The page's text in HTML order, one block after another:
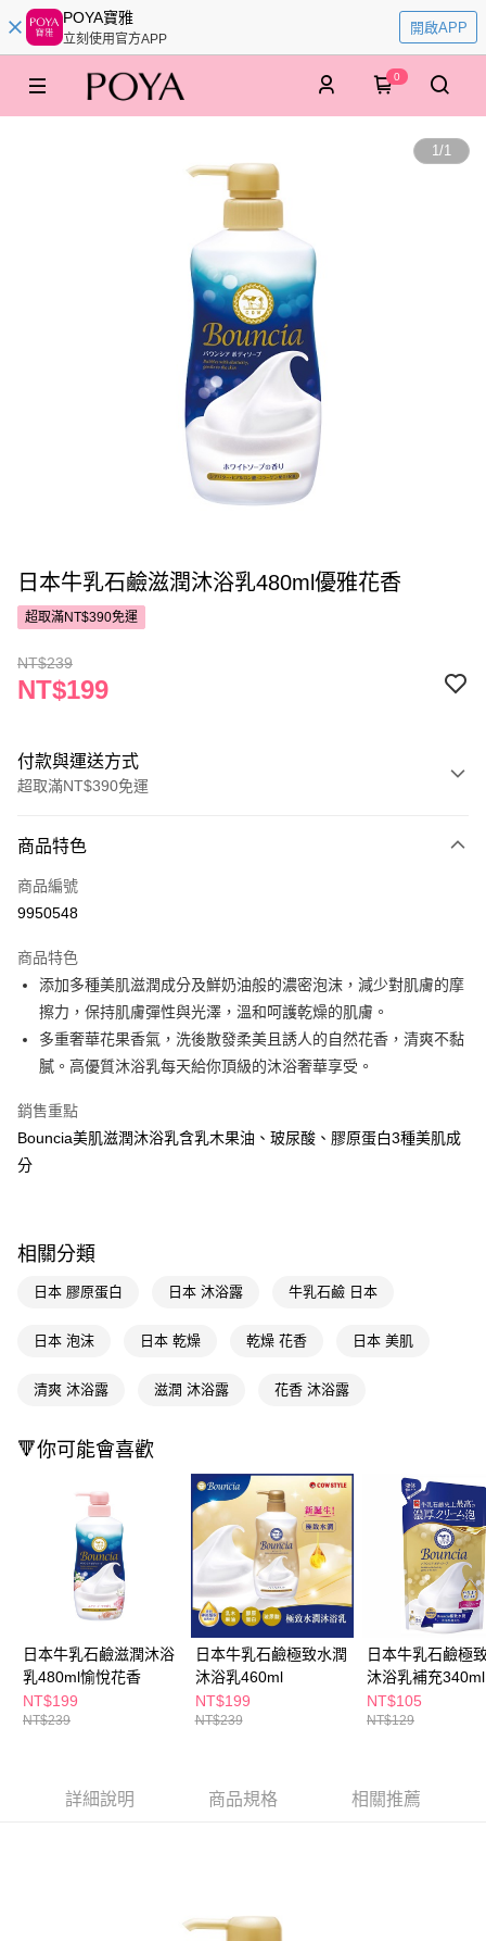
POYA寶雅
立刻使用官方APP
開啟APP
0
1/1
日本牛乳石鹼滋潤沐浴乳480ml優雅花香
超取滿NT$390免運
NT$239
NT$199
付款與運送方式
超取滿NT$390免運
POYA支付
信用卡一次付款
LINE Pay
Apple Pay
街口支付
悠遊付
Google Pay
AFTEE先享後付是「在收到商品之後才付款」的支付方式。 讓您購物簡單
１．簡單：不需註冊會員、不需綁卡、不需儲值。
１．於結帳方式選擇「AFTEE先享後付」後，將跳轉至「AFTEE先享後付」
３．收到繳費通知簡訊後14天內，點擊此簡訊中的連結，可透過四大超商／
※ 請注意：結帳手續完成當下不需立刻繳費，但若您需要取消訂單，請聯絡
購買商品的店家。未經商家同意取消之訂單仍視為有效，需透過AFTEE先享
後付繳納相關費用。
※ 交易是否成功請以「AFTEE先享後付 」之結帳頁面顯示為準，若有關於
是否繳費成功／繳費後需取消欲退款等相關疑問，請聯繫「AFTEE先享後付
客戶支援中心」https://netprotections.freshdesk.com/support/home
【注意事項】
１．透過由恩沛科技股份有限公司提供之「AFTEE先享後付」服務完成之交
易，需依本服務之必要範圍內提供個人資料，並將交易相關給付款項請求債
權轉讓予恩沛科技股份有限公司。
２．關於個人資料處理事宜，請瀏覽以下網址：
https://aftee.tw/terms/#terms3
４．使用「AFTEE先享後付」時，將依據個別帳號之用戶狀況，依本公司即
即享券
運送方式
全家取貨付款
每筆NT$65，滿NT$390(含以上)免運費
每筆NT$65，滿NT$490(含以上)免運費
付款後萊爾富取貨
每筆NT$65，滿NT$490(含以上)免運費
7-11取貨付款
每筆NT$65，滿NT$490(含以上)免運費
付款後7-11取貨
每筆NT$65，滿NT$490(含以上)免運費
商品特色
商品編號
9950548
商品特色
添加多種美肌滋潤成分及鮮奶油般的濃密泡沫，減少對肌膚的摩
擦力，保持肌膚彈性與光澤，溫和呵護乾燥的肌膚。
多重奢華花果香氣，洗後散發柔美且誘人的自然花香，清爽不黏
膩。高優質沐浴乳每天給你頂級的沐浴奢華享受。
銷售重點
Bouncia美肌滋潤沐浴乳含乳木果油、玻尿酸、膠原蛋白3種美肌成
分
相關分類
日本 膠原蛋白 日本 沐浴露 牛乳石鹼 日本
日本 泡沫 日本 乾燥 乾燥 花香 日本 美肌
清爽 沐浴露 滋潤 沐浴露 花香 沐浴露
🔻你可能會喜歡
日本牛乳石鹼滋潤沐浴
乳480ml愉悅花香
NT$199
NT$239
日本牛乳石鹼極致水潤
沐浴乳460ml
NT$199
NT$239
日本牛乳石鹼極
沐浴乳補充340ml
NT$105
NT$129
詳細說明 商品規格 相關推薦